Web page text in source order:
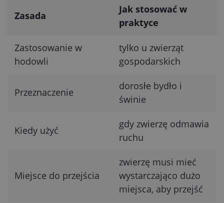
Zasada
Jak stosować w
praktyce
Zastosowanie w
hodowli
tylko u zwierząt
gospodarskich
Przeznaczenie
dorosłe bydło i
świnie
Kiedy użyć
gdy zwierzę odmawia
ruchu
Miejsce do przejścia
zwierzę musi mieć
wystarczająco dużo
miejsca, aby przejść